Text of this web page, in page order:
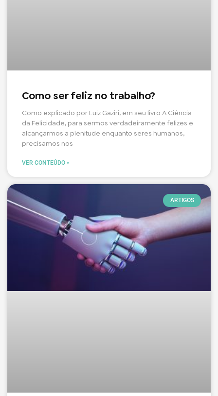
Como ser feliz no trabalho?
Como explicado por Luiz Gaziri, em seu livro A Ciência
da Felicidade, para sermos verdadeiramente felizes e
alcançarmos a plenitude enquanto seres humanos,
precisamos nos
VER CONTEÚDO »
ARTIGOS